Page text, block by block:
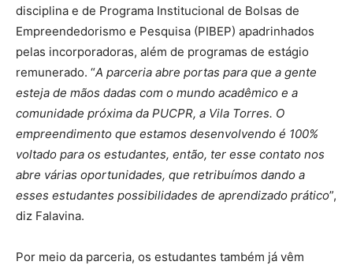
disciplina e de Programa Institucional de Bolsas de
Empreendedorismo e Pesquisa (PIBEP) apadrinhados
pelas incorporadoras, além de programas de estágio
remunerado. “A parceria abre portas para que a gente
esteja de mãos dadas com o mundo acadêmico e a
comunidade próxima da PUCPR, a Vila Torres. O
empreendimento que estamos desenvolvendo é 100%
voltado para os estudantes, então, ter esse contato nos
abre várias oportunidades, que retribuímos dando a
esses estudantes possibilidades de aprendizado prático”,
diz Falavina.
Por meio da parceria, os estudantes também já vêm